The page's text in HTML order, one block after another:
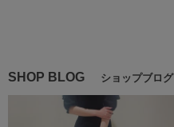
SHOP BLOG ショップブログ